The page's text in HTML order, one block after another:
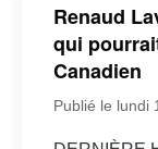
Renaud
qui
Canadien
Publié le lundi